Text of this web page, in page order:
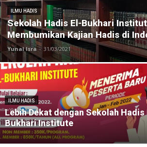
ILMU HADIS
Sekolah Hadis El-Bukhari
Membumikan Kajian Hadis di
Yunal Isra - 31/03/2021
ILMU HADIS
Lebih Dekat dengan Sekolah Hadis
Bukhari Institute